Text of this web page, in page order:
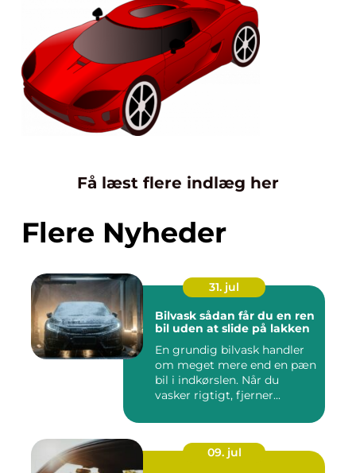
Få læst flere indlæg her
Flere Nyheder
31. jul
Bilvask sådan får du en ren
bil uden at slide på lakken
En grundig bilvask handler
om meget mere end en pæn
bil i indkørslen. Når du
vasker rigtigt, fjerner...
09. jul